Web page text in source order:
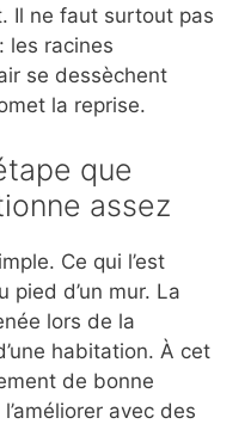
Il ne faut surtout pas
les racines
se dessèchent
la reprise.
que
assez
Ce qui l’est
pied d’un mur. La
lors de la
habitation. À cet
de bonne
avec des